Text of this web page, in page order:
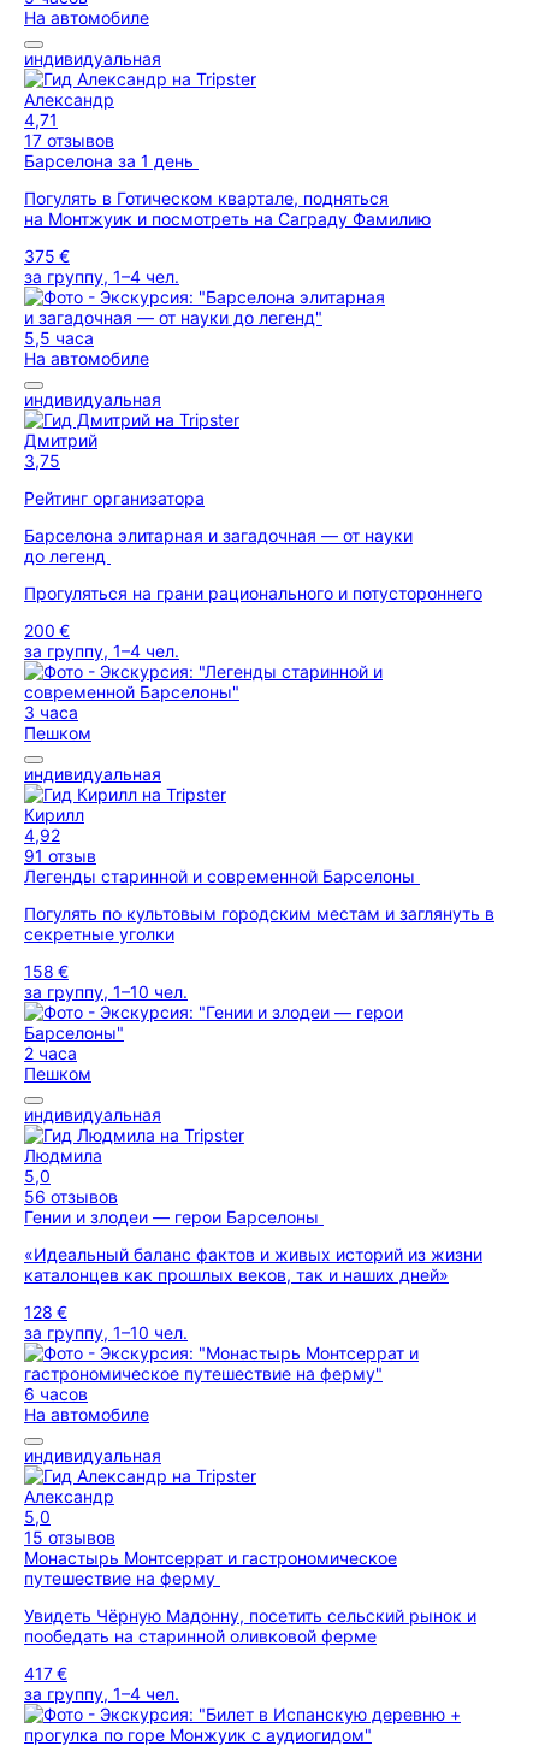
На автомобиле
индивидуальная
Александр
4,71
17 отзывов
Барселона за 1 день
Погулять в Готическом квартале, подняться
на Монтжуик и посмотреть на Саграду Фамилию
375 €
за группу, 1–4 чел.
5,5 часа
На автомобиле
индивидуальная
Дмитрий
3,75
Рейтинг организатора
Барселона элитарная и загадочная — от науки
до легенд
Прогуляться на грани рационального и потустороннего
200 €
за группу, 1–4 чел.
3 часа
Пешком
индивидуальная
Кирилл
4,92
91 отзыв
Легенды старинной и современной Барселоны
Погулять по культовым городским местам и заглянуть в
секретные уголки
158 €
за группу, 1–10 чел.
2 часа
Пешком
индивидуальная
Людмила
5,0
56 отзывов
Гении и злодеи — герои Барселоны
«Идеальный баланс фактов и живых историй из жизни
каталонцев как прошлых веков, так и наших дней»
128 €
за группу, 1–10 чел.
6 часов
На автомобиле
индивидуальная
Александр
5,0
15 отзывов
Монастырь Монтсеррат и гастрономическое
путешествие на ферму
Увидеть Чёрную Мадонну, посетить сельский рынок и
пообедать на старинной оливковой ферме
417 €
за группу, 1–4 чел.